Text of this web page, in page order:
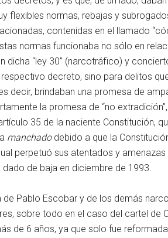
flexibles normas, rebajas y
contenidas en el llamado
normas funcionaba no sólo en
“ley 30” (narcotráfico) y
respectivo decreto, sino para delitos
decir, brindaban una promesa de
la promesa de “no
35 de la naciente Constitución,
manchadodebido a que la
perpetuó sus atentados y
de baja en diciembre de 1993.
de Pablo Escobar y de los demás
sobre todo en el caso del cartel de
de 6 años, ya que solo fue